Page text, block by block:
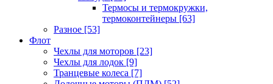
Термосы и термокружки,
термоконтейнеры [63]
Разное [53]
Флот
Чехлы для моторов [23]
Чехлы для лодок [9]
Транцевые колеса [7]